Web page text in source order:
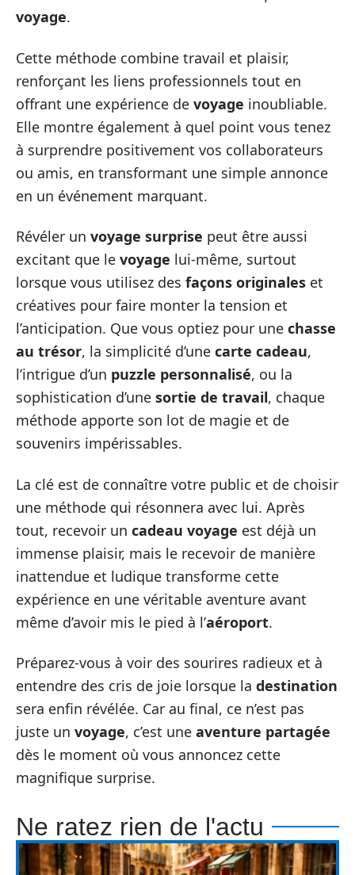
voyage.
Cette méthode combine travail et plaisir,
renforçant les liens professionnels tout en
offrant une expérience de voyage inoubliable.
Elle montre également à quel point vous tenez
à surprendre positivement vos collaborateurs
ou amis, en transformant une simple annonce
en un événement marquant.
Révéler un voyage surprise peut être aussi
excitant que le voyage lui-même, surtout
lorsque vous utilisez des façons originales et
créatives pour faire monter la tension et
l’anticipation. Que vous optiez pour une chasse
au trésor, la simplicité d’une carte cadeau,
l’intrigue d’un puzzle personnalisé, ou la
sophistication d’une sortie de travail, chaque
méthode apporte son lot de magie et de
souvenirs impérissables.
La clé est de connaître votre public et de choisir
une méthode qui résonnera avec lui. Après
tout, recevoir un cadeau voyage est déjà un
immense plaisir, mais le recevoir de manière
inattendue et ludique transforme cette
expérience en une véritable aventure avant
même d’avoir mis le pied à l’aéroport.
Préparez-vous à voir des sourires radieux et à
entendre des cris de joie lorsque la destination
sera enfin révélée. Car au final, ce n’est pas
juste un voyage, c’est une aventure partagée
dès le moment où vous annoncez cette
magnifique surprise.
Ne ratez rien de l'actu